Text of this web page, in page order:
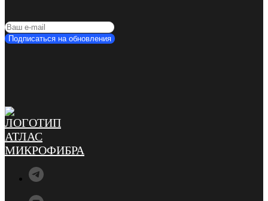
Подписаться на обновления